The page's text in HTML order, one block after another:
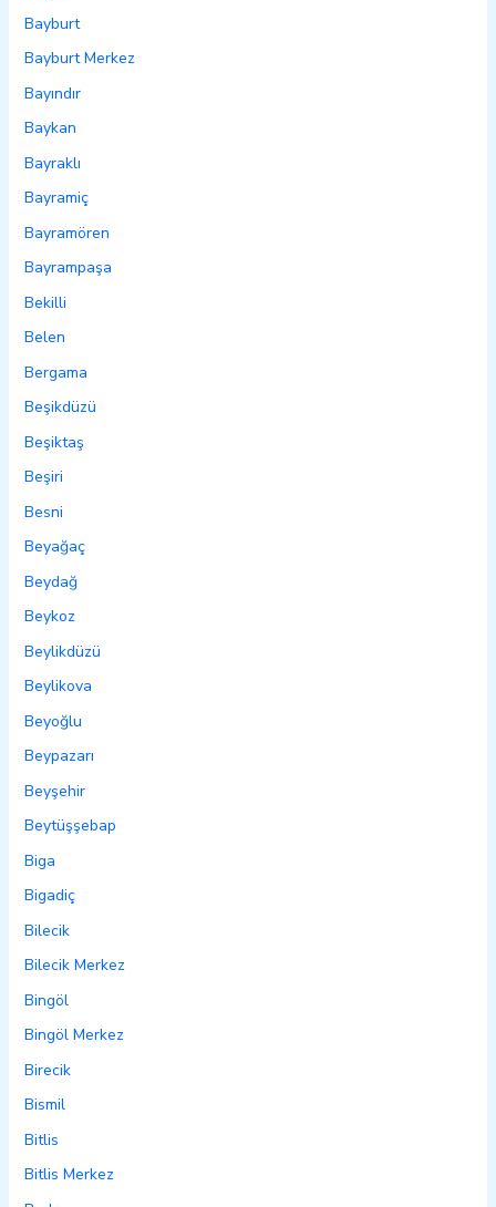
Bayburt
Bayburt Merkez
Bayındır
Baykan
Bayraklı
Bayramiç
Bayramören
Bayrampaşa
Bekilli
Belen
Bergama
Beşikdüzü
Beşiktaş
Beşiri
Besni
Beyağaç
Beydağ
Beykoz
Beylikdüzü
Beylikova
Beyoğlu
Beypazarı
Beyşehir
Beytüşşebap
Biga
Bigadiç
Bilecik
Bilecik Merkez
Bingöl
Bingöl Merkez
Birecik
Bismil
Bitlis
Bitlis Merkez